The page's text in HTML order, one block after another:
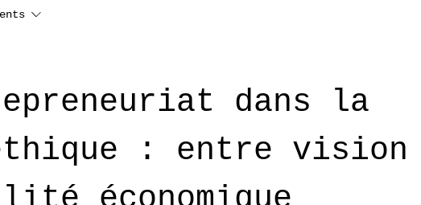
dans la
: entre vision